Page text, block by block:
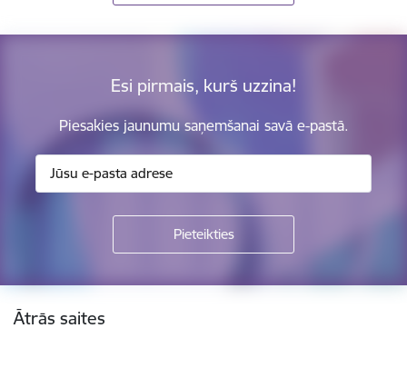
Esi pirmais, kurš uzzina!
Piesakies jaunumu saņemšanai savā e-pastā.
Kājene
Ātrās saites